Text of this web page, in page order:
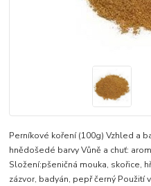
Perníkové koření (100g) Vzhled a
hnědošedé barvy Vůně a chuť:
Složení:pšeničná mouka, skořice,
zázvor, badyán, pepř černý Použití